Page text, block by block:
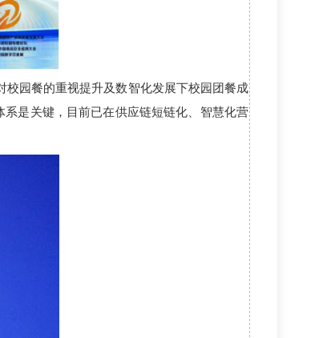
校园餐的重视提升及数智化发展下校园团餐成
是关键， 目前已在供应链短链化、智慧化营